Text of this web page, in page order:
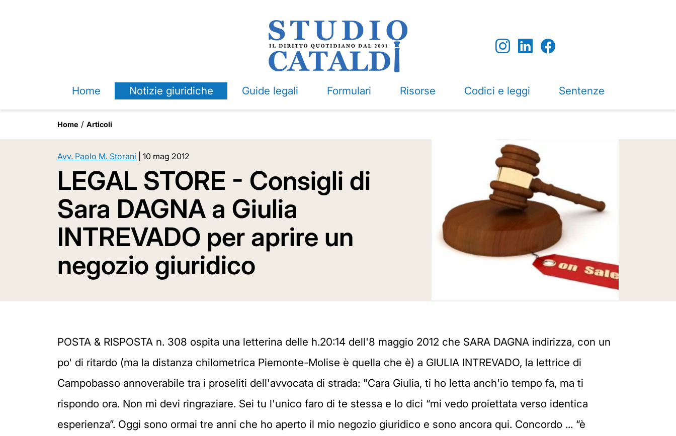
Home Notizie giuridiche Guide legali Formulari Risorse Codici e leggi Sentenze
Home Articoli
Avv. Paolo M. Storani 10 mag 2012
LEGAL STORE - Consigli di
Sara DAGNA a Giulia
INTREVADO per aprire un
negozio giuridico
POSTA & RISPOSTA n. 308 ospita una letterina delle h.20:14 dell'8 maggio 2012 che SARA DAGNA indirizza, con un
po' di ritardo (ma la distanza chilometrica Piemonte-Molise è quella che è) a GIULIA INTREVADO, la lettrice di
Campobasso annoverabile tra i proseliti dell'avvocata di strada: "Cara Giulia, ti ho letta anch'io tempo fa, ma ti
rispondo ora. Non mi devi ringraziare. Sei tu l'unico faro di te stessa e lo dici “mi vedo proiettata verso identica
esperienza”. Oggi sono ormai tre anni che ho aperto il mio negozio giuridico e sono ancora qui. Concordo ... “è